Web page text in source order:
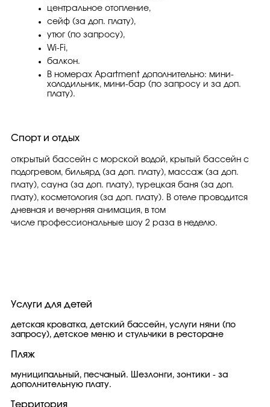
центральное отопление,
сейф (за доп. плату),
утюг (по запросу),
Wi-Fi,
балкон.
В номерах Apartment дополнительно: мини-
холодильник, мини-бар (по запросу и за доп.
плату).
Спорт и отдых
открытый бассейн с морской водой, крытый бассейн с
подогревом, бильярд (за доп. плату), массаж (за доп.
плату), сауна (за доп. плату), турецкая баня (за доп.
плату), косметология (за доп. плату). В отеле проводится
дневная и вечерняя анимация, в том
числе профессиональные шоу 2 раза в неделю.
Услуги для детей
детская кроватка, детский бассейн, услуги няни (по
запросу), детское меню и стульчики в ресторане
Пляж
муниципальный, песчаный. Шезлонги, зонтики - за
дополнительную плату.
Территория